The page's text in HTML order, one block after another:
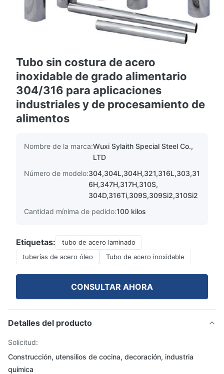
Tubo sin costura de acero
inoxidable de grado alimentario
304/316 para aplicaciones
industriales y de procesamiento de
alimentos
Nombre de la marca:Wuxi Sylaith Special Steel Co.,
LTD
Número de modelo:304,304L,304H,321,316L,303,31
6H,347H,317H,310S,
304D,316Ti,309S,309Si2,310Si2
Cantidad mínima de pedido:100 kilos
Etiquetas:
tubo de acero laminado
tuberías de acero óleo
Tubo de acero inoxidable
CONSULTAR AHORA
Detalles del producto
Solicitud:
Construcción, utensilios de cocina, decoración, industria
química